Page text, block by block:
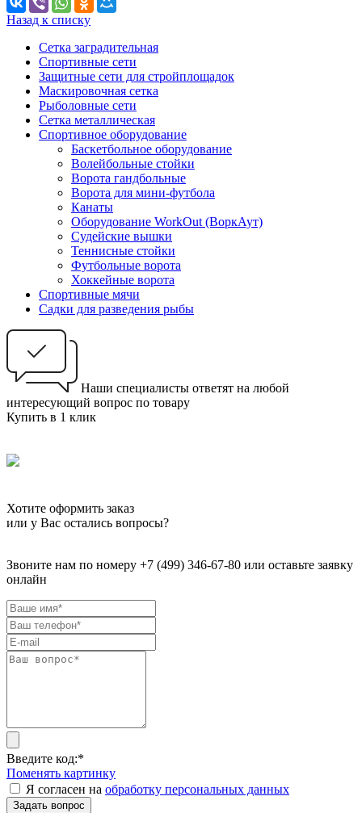
Назад к списку
Сетка заградительная
Спортивные сети
Защитные сети для стройплощадок
Маскировочная сетка
Рыболовные сети
Сетка металлическая
Спортивное оборудование
Баскетбольное оборудование
Волейбольные стойки
Ворота гандбольные
Ворота для мини-футбола
Канаты
Оборудование WorkOut (ВоркАут)
Судейские вышки
Теннисные стойки
Футбольные ворота
Хоккейные ворота
Спортивные мячи
Садки для разведения рыбы
Наши специалисты ответят на любой
интересующий вопрос по товару
Купить в 1 клик
Хотите оформить заказ
или у Вас остались вопросы?
Звоните нам по номеру +7 (499) 346-67-80 или оставьте заявку
онлайн
Введите код:*
Поменять картинку
Я согласен на обработку персональных данных
Задать вопрос